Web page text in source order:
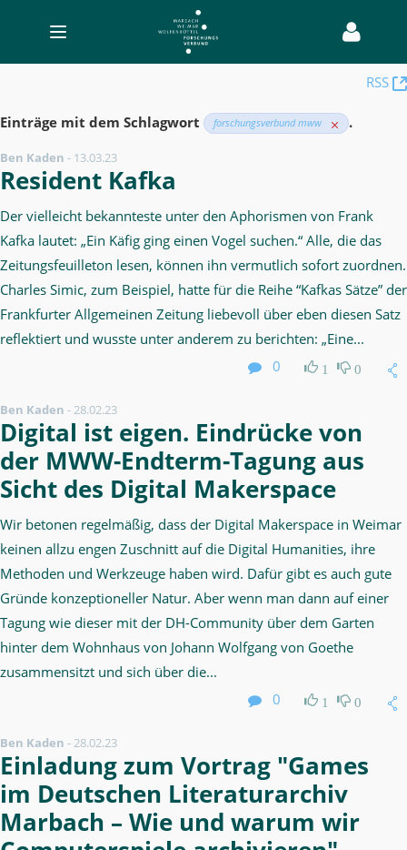
Toggle
navigation
Digital
Makerspace
RSS
Einträge mit dem Schlagwort forschungsverbund mww .
Ben Kaden - 13.03.23
Resident Kafka
Der vielleicht bekannteste unter den Aphorismen von Frank
Kafka lautet: „Ein Käfig ging einen Vogel suchen.“ Alle, die das
Zeitungsfeuilleton lesen, können ihn vermutlich sofort zuordnen.
Charles Simic, zum Beispiel, hatte für die Reihe “Kafkas Sätze” der
Frankfurter Allgemeinen Zeitung liebevoll über eben diesen Satz
reflektiert und wusste unter anderem zu berichten: „Eine...
0
1 0
Ben Kaden -28.02.23
Digital ist eigen. Eindrücke von
der MWW-Endterm-Tagung aus
Sicht des Digital Makerspace
Wir betonen regelmäßig, dass der Digital Makerspace in Weimar
keinen allzu engen Zuschnitt auf die Digital Humanities, ihre
Methoden und Werkzeuge haben wird. Dafür gibt es auch gute
Gründe konzeptioneller Natur. Aber wenn man dann auf einer
Tagung wie dieser mit der DH-Community über dem Garten
hinter dem Wohnhaus von Johann Wolfgang von Goethe
zusammensitzt und sich über die...
0
1 0
Ben Kaden -28.02.23
Einladung zum Vortrag "Games
im Deutschen Literaturarchiv
Marbach – Wie und warum wir